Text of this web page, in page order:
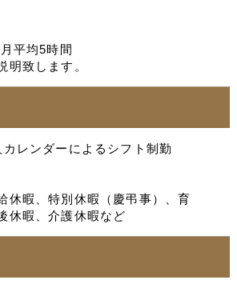
平均5時間
明致します。
レンダーによるシフト制勤
暇、特別休暇（慶弔事）、育
休暇、介護休暇など